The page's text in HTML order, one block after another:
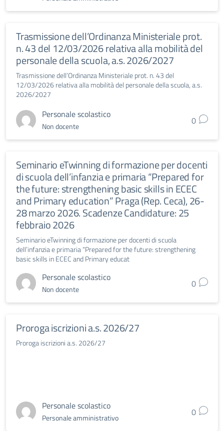
Trasmissione dell’Ordinanza Ministeriale prot.
n. 43 del 12/03/2026 relativa alla mobilità del
personale della scuola, a.s. 2026/2027
Trasmissione dell’Ordinanza Ministeriale prot. n. 43 del
12/03/2026 relativa alla mobilità del personale della scuola, a.s.
2026/2027
Personale scolastico
Non docente 0
Seminario eTwinning di formazione per docenti
di scuola dell’infanzia e primaria “Prepared for
the future: strengthening basic skills in ECEC
and Primary education” Praga (Rep. Ceca), 26-
28 marzo 2026. Scadenze Candidature: 25
febbraio 2026
Seminario eTwinning di formazione per docenti di scuola
dell’infanzia e primaria “Prepared for the future: strengthening
basic skills in ECEC and Primary educat
Personale scolastico
Non docente 0
Proroga iscrizioni a.s. 2026/27
Proroga iscrizioni a.s. 2026/27
Personale scolastico
Personale amministrativo 0